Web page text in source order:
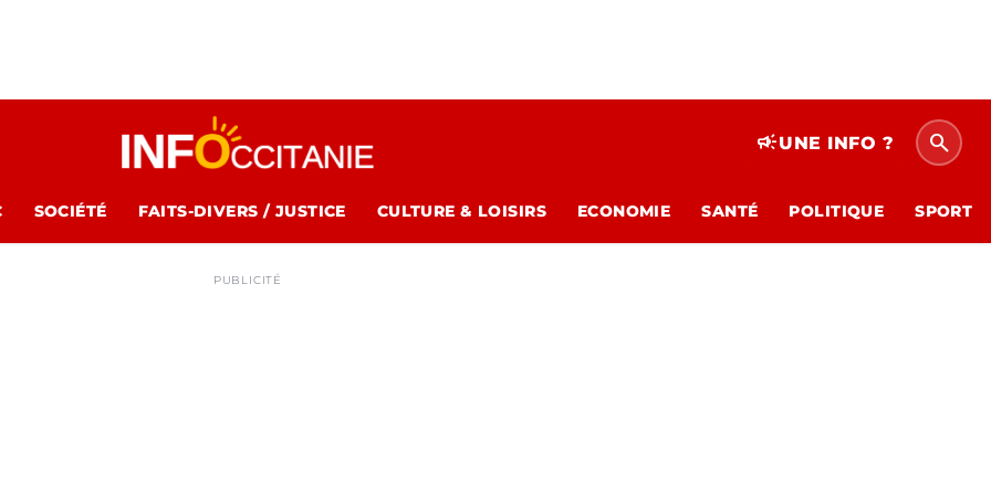
campaignUNE INFO ? search
SOCIÉTÉ FAITS-DIVERS / JUSTICE CULTURE & LOISIRS ECONOMIE SANTÉ POLITIQUE SPORT
PUBLICITÉ